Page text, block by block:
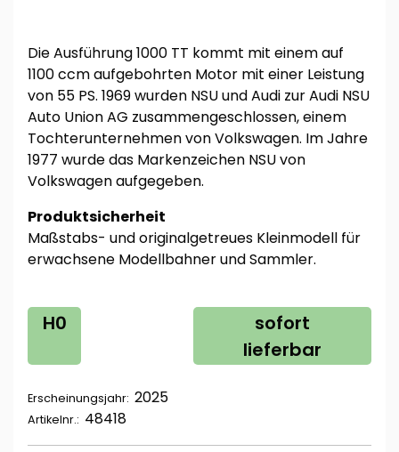
Die Ausführung 1000 TT kommt mit einem auf
1100 ccm aufgebohrten Motor mit einer Leistung
von 55 PS. 1969 wurden NSU und Audi zur Audi NSU
Auto Union AG zusammengeschlossen, einem
Tochterunternehmen von Volkswagen. Im Jahre
1977 wurde das Markenzeichen NSU von
Volkswagen aufgegeben.
Produktsicherheit
Maßstabs- und originalgetreues Kleinmodell für
erwachsene Modellbahner und Sammler.
H0
sofort
lieferbar
Erscheinungsjahr: 2025
Artikelnr.: 48418